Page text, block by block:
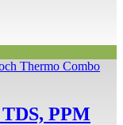
PPM